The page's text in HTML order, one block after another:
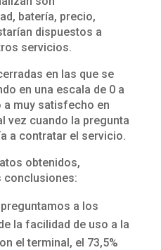
batería, precio,
dispuestos a
servicios.
en las que se
en una escala de 0 a
a muy satisfecho en
vez cuando la pregunta
a contratar el servicio.
obtenidos,
conclusiones:
preguntamos a los
la facilidad de uso a la
el terminal, el 73,5%